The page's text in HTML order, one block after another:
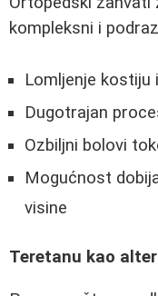
kompleksni i
Lomljenje kostiju
Dugotrajan
Ozbiljni bolovi
Mogućnost
visine
Teretanu kao